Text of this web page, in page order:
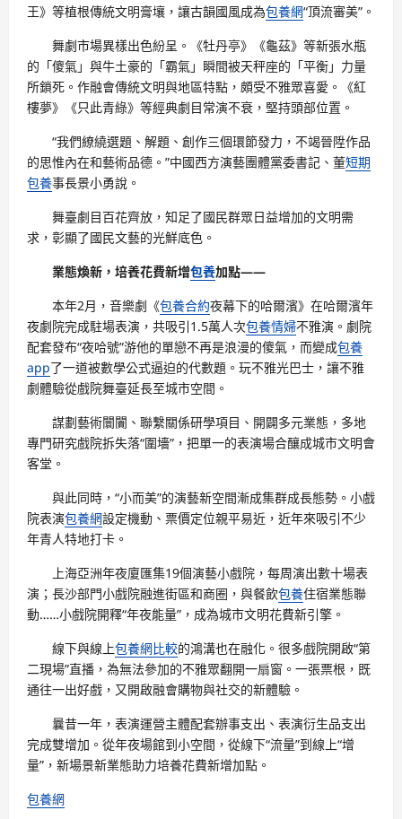
王》等植根傳統文明膏壤，讓古韻國風成為包養網“頂流審美”。
舞劇市場異樣出色紛呈。《牡丹亭》《龜茲》等新張水瓶
的「傻氣」與牛土豪的「霸氣」瞬間被天秤座的「平衡」力量
所鎖死。作融會傳統文明與地區特點，頗受不雅眾喜愛。《紅
樓夢》《只此青綠》等經典劇目常演不衰，堅持頭部位置。
“我們繚繞選題、解題、創作三個環節發力，不竭晉陞作品
的思惟內在和藝術品德。”中國西方演藝團體黨委書記、董短期
包養事長景小勇說。
舞臺劇目百花齊放，知足了國民群眾日益增加的文明需
求，彰顯了國民文藝的光鮮底色。
業態煥新，培養花費新增包養加點——
本年2月，音樂劇《包養合約夜幕下的哈爾濱》在哈爾濱年
夜劇院完成駐場表演，共吸引1.5萬人次包養情婦不雅演。劇院
配套發布“夜哈號”游他的單戀不再是浪漫的傻氣，而變成包養
app了一道被數學公式逼迫的代數題。玩不雅光巴士，讓不雅
劇體驗從戲院舞臺延長至城市空間。
謀劃藝術闤闠、聯繫關係研學項目、開闢多元業態，多地
專門研究戲院拆失落“圍墻”，把單一的表演場合釀成城市文明會
客堂。
與此同時，“小而美”的演藝新空間漸成集群成長態勢。小戲
院表演包養網設定機動、票價定位親平易近，近年來吸引不少
年青人特地打卡。
上海亞洲年夜廈匯集19個演藝小戲院，每周演出數十場表
演；長沙部門小戲院融進街區和商圈，與餐飲包養住宿業態聯
動……小戲院開釋“年夜能量”，成為城市文明花費新引擎。
線下與線上包養網比較的鴻溝也在融化。很多戲院開啟“第
二現場”直播，為無法參加的不雅眾翻開一扇窗。一張票根，既
通往一出好戲，又開啟融會購物與社交的新體驗。
曩昔一年，表演運營主體配套辦事支出、表演衍生品支出
完成雙增加。從年夜場館到小空間，從線下“流量”到線上“增
量”，新場景新業態助力培養花費新增加點。
包養網